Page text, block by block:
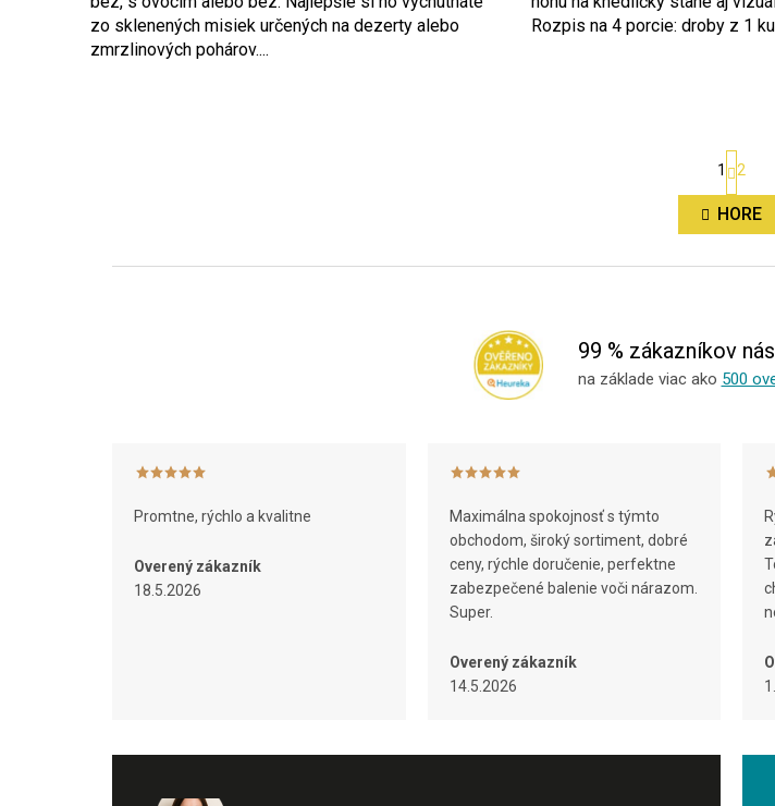
zo sklenených misiek určených na dezerty alebo
zmrzlinových pohárov....
Rozpis na 4 porcie: droby z 1
O
v
á
i
p
S
t
r
á
n
o
i
e
1 2
HORE
99 % zákazníkov
na základe viac ako 500
Promtne, rýchlo a kvalitne
Overený zákazník
18.5.2026
Maximálna spokojnosť s týmto
obchodom, široký sortiment, dobré
ceny, rýchle doručenie, perfektne
zabezpečené balenie voči nárazom.
Super.
Overený zákazník
14.5.2026